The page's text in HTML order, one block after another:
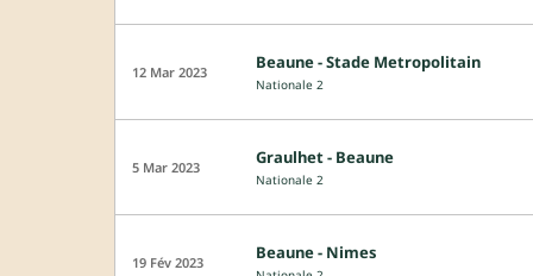
12 Mar 2023 Beaune - Stade Metropolitain
Nationale 2
5 Mar 2023 Graulhet - Beaune
Nationale 2
19 Fév 2023 Beaune - Nimes